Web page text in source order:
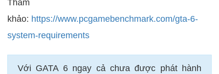
Tham
khảo: https://www.pcgamebenchmark.com/gta-6-
system-requirements
Với GATA 6 ngay cả chưa được phát hành